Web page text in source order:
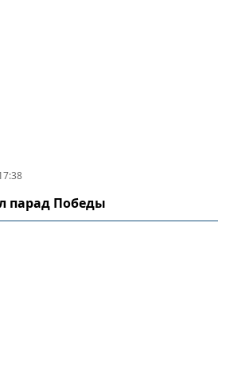
парад Победы